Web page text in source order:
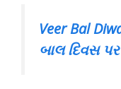
Veer Bal
બાલ દિવસ